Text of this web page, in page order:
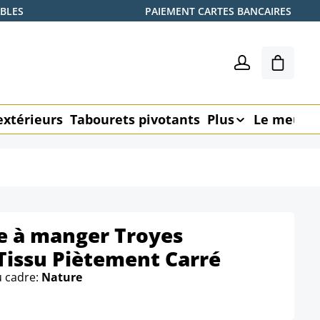
PAIEMENT CARTES BANCAIRES
Le
Tabourets pivotants Plus Le
à manger Troyes
Piètement Carré
cadre: Nature